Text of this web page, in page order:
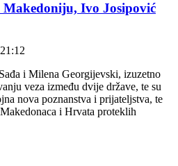
Ivo Josipović
i Milena Georgijevski, izuzetno
veza između dvije države, te su
nova poznanstva i prijateljstva, te
i Hrvata proteklih